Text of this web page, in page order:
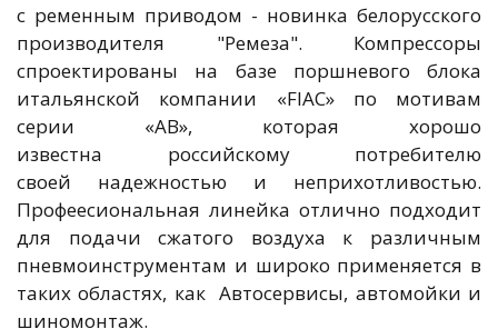
с ременным приводом - новинка белорусского
производителя "Ремеза". Компрессоры
спроектированы на базе поршневого блока
итальянской компании «FIAC» по мотивам
серии «AB», которая хорошо
известна российскому потребителю
своей надежностью и неприхотливостью.
Профеесиональная линейка отлично подходит
для подачи сжатого воздуха к различным
пневмоинструментам и широко применяется в
таких областях, как Автосервисы, автомойки и
шиномонтаж.